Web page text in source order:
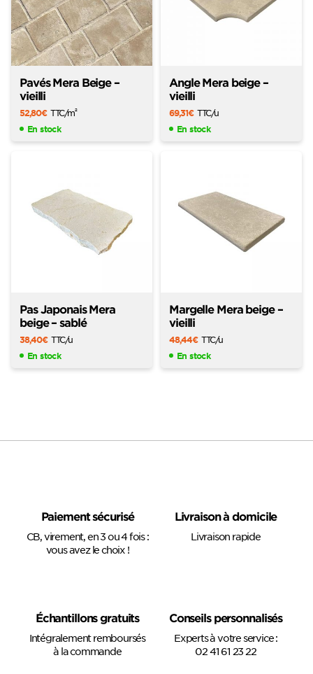
Pavés Mera Beige –
vieilli
52,80€ TTC/m2
En stock
Angle Mera beige –
vieilli
69,31€ TTC/u
En stock
Pas Japonais Mera
beige – sablé
38,40€ TTC/u
En stock
Margelle Mera beige –
vieilli
48,44€ TTC/u
En stock
Paiement sécurisé
CB, virement, en 3 ou 4 fois :
vous avez le choix !
Livraison à domicile
Livraison rapide
Échantillons gratuits
Intégralement remboursés
à la commande
Conseils personnalisés
Experts à votre service :
02 41 61 23 22